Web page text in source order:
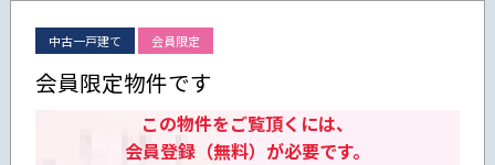
中古一戸建て 会員限定
会員限定物件です
この物件をご覧頂くには、
会員登録（無料）が必要です。